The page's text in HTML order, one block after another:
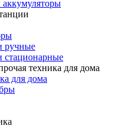
ручные
стационарные
техника для дома
для дома